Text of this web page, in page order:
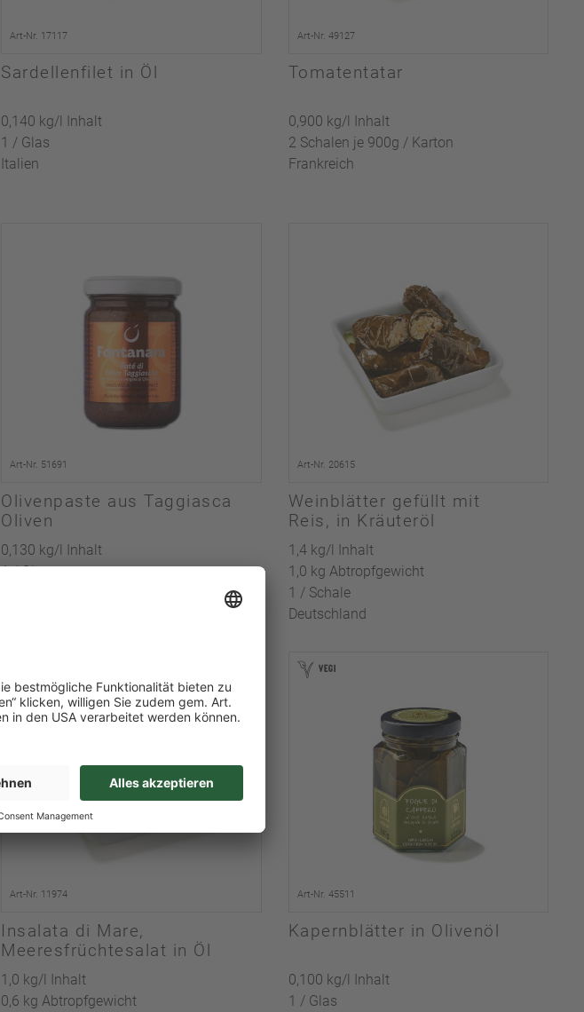
Art-Nr. 17117
Sardellenfilet in Öl
0,140 kg/l Inhalt
1 / Glas
Italien
Art-Nr. 49127
Tomatentatar
0,900 kg/l Inhalt
2 Schalen je 900g / Karton
Frankreich
Art-Nr. 51691
Olivenpaste aus Taggiasca
Oliven
0,130 kg/l Inhalt
1 / Glas
Art-Nr. 20615
Weinblätter gefüllt mit
Reis, in Kräuteröl
1,4 kg/l Inhalt
1,0 kg Abtropfgewicht
1 / Schale
Deutschland
Art-Nr. 11974
Insalata di Mare,
Meeresfrüchtesalat in Öl
1,0 kg/l Inhalt
0,6 kg Abtropfgewicht
Art-Nr. 45511
Kapernblätter in Olivenöl
0,100 kg/l Inhalt
1 / Glas